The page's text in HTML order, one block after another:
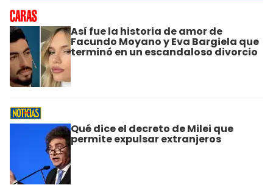
Así fue la historia de amor de
Facundo Moyano y Eva Bargiela que
terminó en un escandaloso divorcio
Qué dice el decreto de Milei que
permite expulsar extranjeros